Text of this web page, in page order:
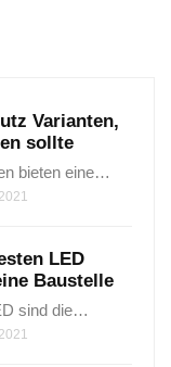
Varianten,
sollte
bieten eine…
LED
Baustelle
sind⁤ die…